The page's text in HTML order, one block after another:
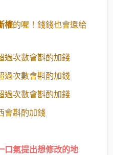
權的喔！錢錢也會還給
過次數會斟酌加錢
過次數會斟酌加錢
過次數會斟酌加錢
會斟酌加錢
口氣提出想修改的地